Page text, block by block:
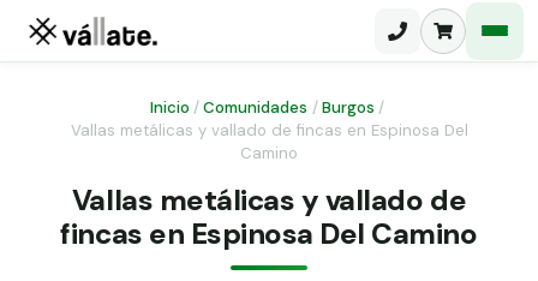
Malla electrosoldada
Malla ganadera
Malla simple torsión
Puerta abatible dos hojas
Puerta acceso peatonal
Inicio /Comunidades / Burgos /
Vallas metálicas y vallado de fincas en Espinosa Del
Camino
Vallas metálicas y vallado de
fincas en Espinosa Del Camino